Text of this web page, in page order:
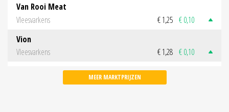
Van Rooi Meat
Vleesvarkens
€ 1,25 € 0,10
Vion
Vleesvarkens
€ 1,28 € 0,10
MEER MARKTPRIJZEN